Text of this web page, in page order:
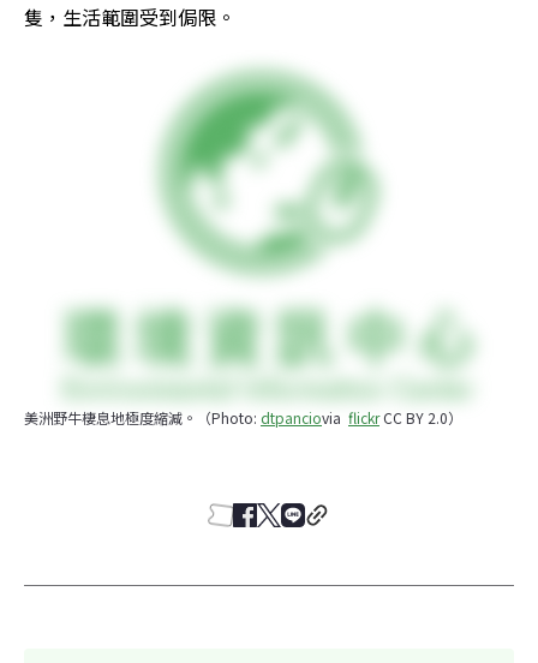
隻，生活範圍受到侷限。
美洲野牛棲息地極度縮減。（Photo: dtpanciovia flickr CC BY 2.0）